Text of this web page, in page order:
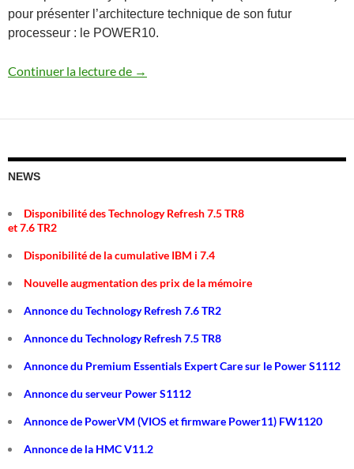
pour présenter l’architecture technique de son futur
processeur : le POWER10.
Continuer la lecture de Quelques détails sur l’architecture du
→
NEWS
Disponibilité des Technology Refresh 7.5 TR8
et 7.6 TR2
Disponibilité de la cumulative IBM i 7.4
Nouvelle augmentation des prix de la mémoire
Annonce du Technology Refresh 7.6 TR2
Annonce du Technology Refresh 7.5 TR8
Annonce du Premium Essentials Expert Care sur le Power S1112
Annonce du serveur Power S1112
Annonce de PowerVM (VIOS et firmware Power11) FW1120
Annonce de la HMC V11.2